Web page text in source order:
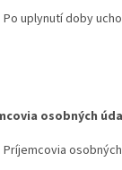
Po uplynutí doby
osobných
Príjemcovia